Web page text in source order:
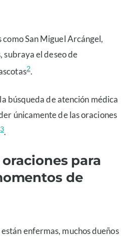
San Miguel Arcángel,
subraya el deseo de
2.
búsqueda de atención médica
únicamente de las oraciones
3.
para
de
enfermas, muchos dueños